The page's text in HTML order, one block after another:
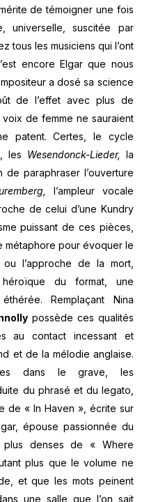
de témoigner une fois
universelle, suscitée par
tous les musiciens qui l’ont
encore Elgar que nous
a dosé sa science
de l’effet avec plus de
de femme ne sauraient
patent. Certes, le cycle
les Wesendonck-Lieder, la
de paraphraser l’ouverture
l’ampleur vocale
de celui d’une Kundry
puissant de ces pièces,
métaphore pour évoquer le
l’approche de la mort,
du format, une
Remplaçant Nina
possède ces qualités
au contact incessant et
et de la mélodie anglaise.
dans le grave, les
du phrasé et du legato,
de « In Haven », écrite sur
épouse passionnée du
plus denses de « Where
plus que le volume ne
et que les mots peinent
une salle que l’on sait